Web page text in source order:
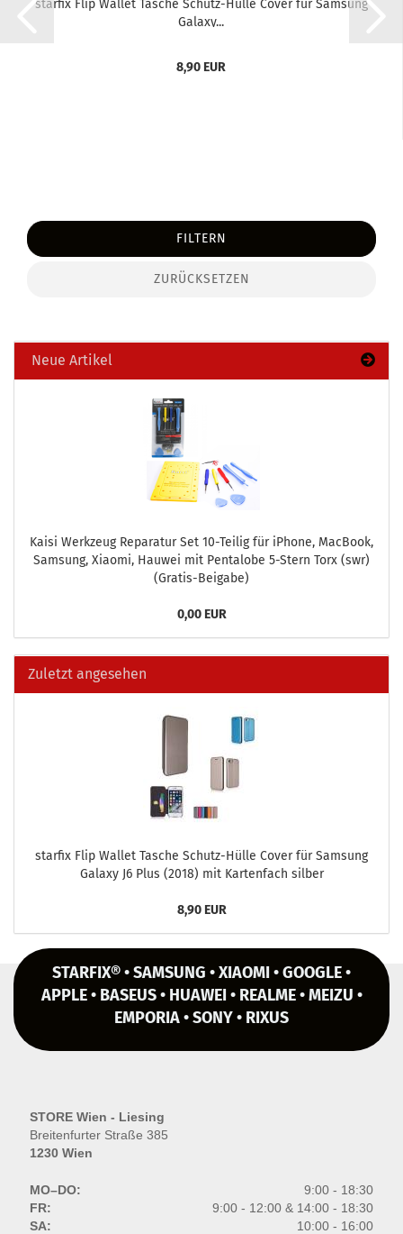
star­fix Flip Wal­let Ta­sche Schutz-​​Hülle Cover für Sam­sung
Ga­la­xy...
8,90 EUR
FILTERN
ZURÜCKSETZEN
Neue Artikel
Kaisi Werk­zeug Re­pa­ra­tur Set 10-​Teilig für iPho­ne, MacBook,
Sam­sung, Xiao­mi, Hau­wei mit Pen­talo­be 5-​Stern Torx (swr)
(Gratis-​Beigabe)
0,00 EUR
Zuletzt angesehen
star­fix Flip Wal­let Ta­sche Schutz-​Hülle Cover für Sam­sung
Ga­la­xy J6 Plus (2018) mit Kar­ten­fach sil­ber
8,90 EUR
STARFIX® • SAMSUNG • XIAOMI • GOOGLE •
APPLE • BASEUS • HUAWEI • REALME • MEIZU •
EMPORIA • SONY • RIXUS
STORE Wien - Liesing
Breitenfurter Straße 385
1230 Wien
MO–DO:
9:00 - 18:30
FR:
9:00 - 12:00 & 14:00 - 18:30
SA:
10:00 - 16:00